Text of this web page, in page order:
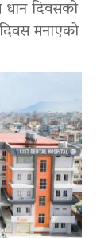
धान दिवसको
मनाएको